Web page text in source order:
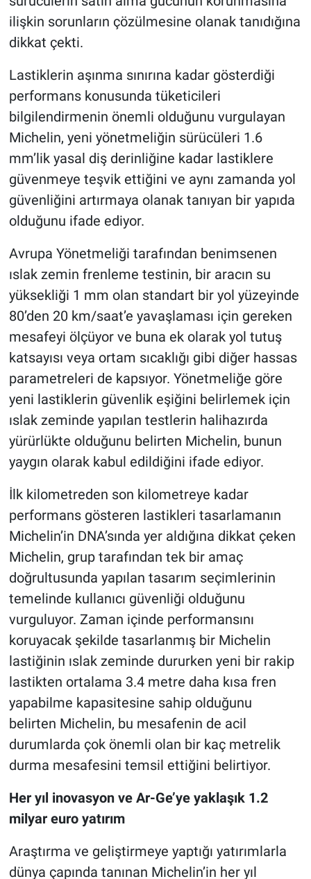
ilişkin sorunların çözülmesine olanak tanıdığına
dikkat çekti.
Lastiklerin aşınma sınırına kadar gösterdiği
performans konusunda tüketicileri
bilgilendirmenin önemli olduğunu vurgulayan
Michelin, yeni yönetmeliğin sürücüleri 1.6
mm’lik yasal diş derinliğine kadar lastiklere
güvenmeye teşvik ettiğini ve aynı zamanda yol
güvenliğini artırmaya olanak tanıyan bir yapıda
olduğunu ifade ediyor.
Avrupa Yönetmeliği tarafından benimsenen
ıslak zemin frenleme testinin, bir aracın su
yüksekliği 1 mm olan standart bir yol yüzeyinde
80’den 20 km/saat’e yavaşlaması için gereken
mesafeyi ölçüyor ve buna ek olarak yol tutuş
katsayısı veya ortam sıcaklığı gibi diğer hassas
parametreleri de kapsıyor. Yönetmeliğe göre
yeni lastiklerin güvenlik eşiğini belirlemek için
ıslak zeminde yapılan testlerin halihazırda
yürürlükte olduğunu belirten Michelin, bunun
yaygın olarak kabul edildiğini ifade ediyor.
İlk kilometreden son kilometreye kadar
performans gösteren lastikleri tasarlamanın
Michelin’in DNA’sında yer aldığına dikkat çeken
Michelin, grup tarafından tek bir amaç
doğrultusunda yapılan tasarım seçimlerinin
temelinde kullanıcı güvenliği olduğunu
vurguluyor. Zaman içinde performansını
koruyacak şekilde tasarlanmış bir Michelin
lastiğinin ıslak zeminde dururken yeni bir rakip
lastikten ortalama 3.4 metre daha kısa fren
yapabilme kapasitesine sahip olduğunu
belirten Michelin, bu mesafenin de acil
durumlarda çok önemli olan bir kaç metrelik
durma mesafesini temsil ettiğini belirtiyor.
Her yıl inovasyon ve Ar-Ge’ye yaklaşık 1.2
milyar euro yatırım
Araştırma ve geliştirmeye yaptığı yatırımlarla
dünya çapında tanınan Michelin’in her yıl